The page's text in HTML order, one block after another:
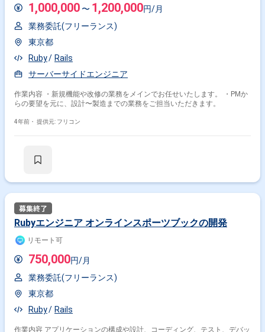
1,000,000 〜 1,200,000円/月
業務委託(フリーランス)
東京都
Ruby
Rails
サーバーサイドエンジニア
作業内容 ・新規機能や改修の業務をメインでお任せいたします。 ・PMか
らの要望を元に、設計〜製造までの業務をご担当いただきます。
4年前・ 提供元: フリコン
Rubyエンジニア オンラインスポーツブックの開発
リモート可
750,000円/月
業務委託(フリーランス)
東京都
Ruby
Rails
作業内容 アプリケーションの構成や設計、コーディング、テスト、デバッ